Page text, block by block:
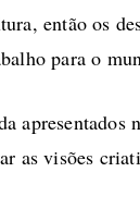
então os
para o
as visões